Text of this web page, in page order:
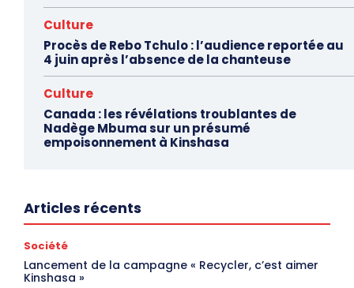
Culture
Procès de Rebo Tchulo : l’audience reportée au
4 juin après l’absence de la chanteuse
Culture
Canada : les révélations troublantes de
Nadège Mbuma sur un présumé
empoisonnement à Kinshasa
Articles récents
Société
Lancement de la campagne « Recycler, c’est aimer
Kinshasa »